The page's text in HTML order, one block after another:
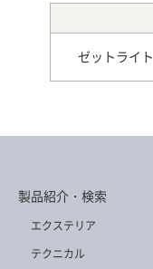
ゼットライト
製品紹介・検索
エクステリア
テクニカル